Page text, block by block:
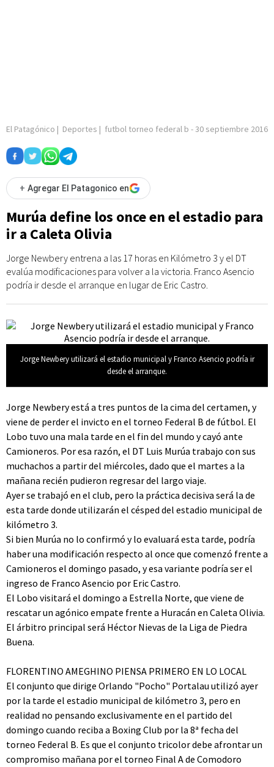
El Patagónico | Deportes | futbol torneo federal b -30 septiembre 2016
+ Agregar El Patagonico en
Murúa define los once en el estadio para
ir a Caleta Olivia
Jorge Newbery entrena a las 17 horas en Kilómetro 3 y el DT
evalúa modificaciones para volver a la victoria. Franco Asencio
podría ir desde el arranque en lugar de Eric Castro.
Jorge Newbery utilizará el estadio municipal y Franco Asencio podría ir
desde el arranque.
Jorge Newbery está a tres puntos de la cima del certamen, y
viene de perder el invicto en el torneo Federal B de fútbol. El
Lobo tuvo una mala tarde en el fin del mundo y cayó ante
Camioneros. Por esa razón, el DT Luis Murúa trabajo con sus
muchachos a partir del miércoles, dado que el martes a la
mañana recién pudieron regresar del largo viaje.
Ayer se trabajó en el club, pero la práctica decisiva será la de
esta tarde donde utilizarán el césped del estadio municipal de
kilómetro 3.
Si bien Murúa no lo confirmó y lo evaluará esta tarde, podría
haber una modificación respecto al once que comenzó frente a
Camioneros el domingo pasado, y esa variante podría ser el
ingreso de Franco Asencio por Eric Castro.
El Lobo visitará el domingo a Estrella Norte, que viene de
rescatar un agónico empate frente a Huracán en Caleta Olivia.
El árbitro principal será Héctor Nievas de la Liga de Piedra
Buena.
FLORENTINO AMEGHINO PIENSA PRIMERO EN LO LOCAL
El conjunto que dirige Orlando "Pocho" Portalau utilizó ayer
por la tarde el estadio municipal de kilómetro 3, pero en
realidad no pensando exclusivamente en el partido del
domingo cuando reciba a Boxing Club por la 8ª fecha del
torneo Federal B. Es que el conjunto tricolor debe afrontar un
compromiso mañana por el torneo Final A de Comodoro